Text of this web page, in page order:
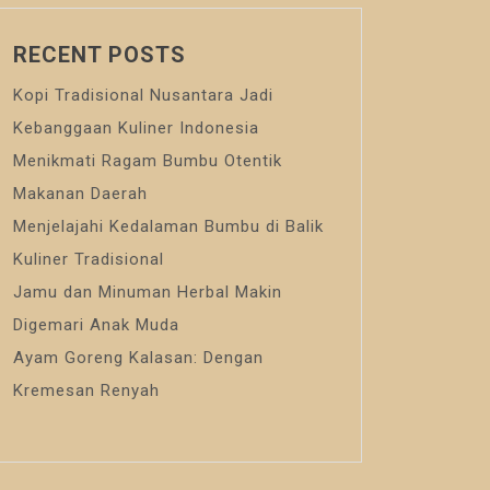
RECENT POSTS
Kopi Tradisional Nusantara Jadi
Kebanggaan Kuliner Indonesia
Menikmati Ragam Bumbu Otentik
Makanan Daerah
Menjelajahi Kedalaman Bumbu di Balik
Kuliner Tradisional
Jamu dan Minuman Herbal Makin
Digemari Anak Muda
Ayam Goreng Kalasan: Dengan
Kremesan Renyah